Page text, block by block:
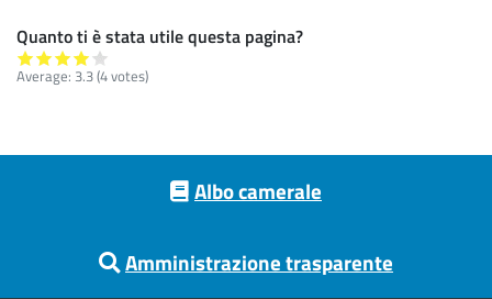
Quanto ti è stata utile questa pagina?
Average: 3.3(4votes)
Albo camerale
Amministrazione trasparente